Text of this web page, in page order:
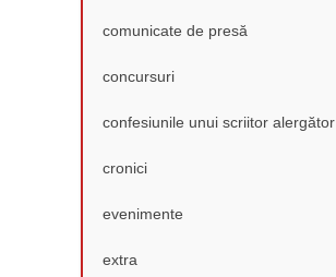
comunicate de presă
concursuri
confesiunile unui scriitor alergător
cronici
evenimente
extra